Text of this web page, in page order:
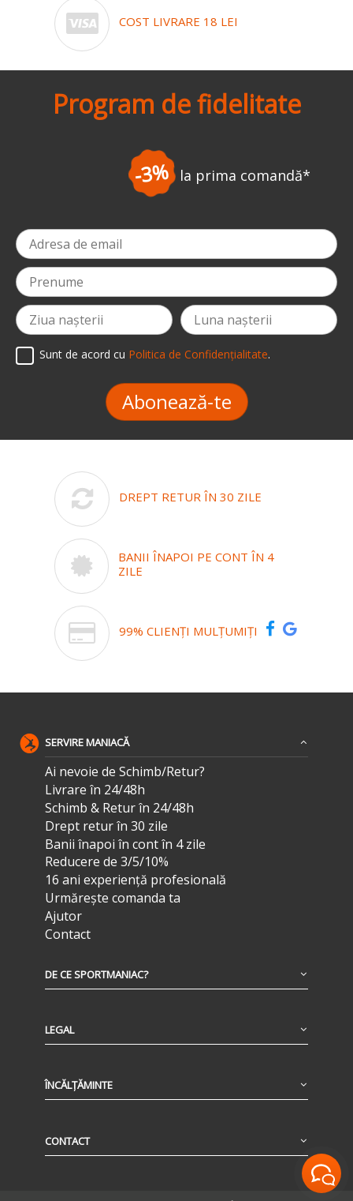
COST LIVRARE 18 LEI
Program de fidelitate
-3% la prima comandă*
Sunt de acord cu Politica de Confidențialitate.
Abonează-te
DREPT RETUR ÎN 30 ZILE
BANII ÎNAPOI PE CONT ÎN 4
ZILE
99% CLIENȚI MULȚUMIȚI
SERVIRE MANIACĂ
Ai nevoie de Schimb/Retur?
Livrare în 24/48h
Schimb & Retur în 24/48h
Drept retur în 30 zile
Banii înapoi în cont în 4 zile
Reducere de 3/5/10%
16 ani experiență profesională
Urmărește comanda ta
Ajutor
Contact
DE CE SPORTMANIAC?
LEGAL
ÎNCĂLȚĂMINTE
CONTACT